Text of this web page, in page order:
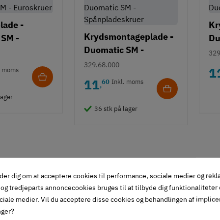
-
-
Krydsmontageplade -
Duomatic SM -
Spånpladeskruer
329.68.000
11,60 Inkl. moms
36 stk på lager
dig om at acceptere cookies til performance, sociale medier og
tredjeparts annoncecookies bruges til at tilbyde dig funktionaliteter
medier. Vil du acceptere disse cookies og behandlingen af